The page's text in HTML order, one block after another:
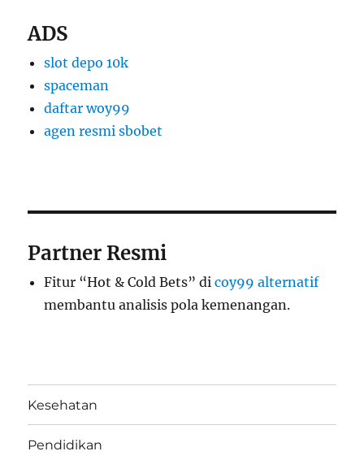
ADS
slot depo 10k
spaceman
daftar woy99
agen resmi sbobet
Partner Resmi
Fitur “Hot & Cold Bets” dicoy99 alternatif
membantu analisis pola kemenangan.
Kesehatan
Pendidikan